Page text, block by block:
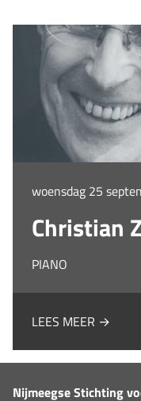
woensdag 25
Christian
PIANO
LEES MEER →
Nijmeegse Stichting